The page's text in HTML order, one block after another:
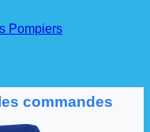
commandes
Pompiers